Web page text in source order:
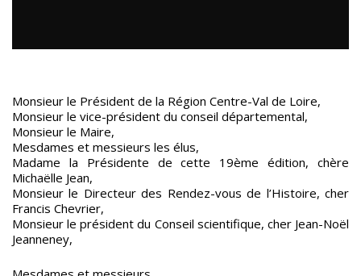
Monsieur le Président de la Région Centre-Val de Loire,
Monsieur le vice-président du conseil départemental,
Monsieur le Maire,
Mesdames et messieurs les élus,
Madame la Présidente de cette 19ème édition, chère
Michaëlle Jean,
Monsieur le Directeur des Rendez-vous de l’Histoire, cher
Francis Chevrier,
Monsieur le président du Conseil scientifique, cher Jean-Noël
Jeanneney,